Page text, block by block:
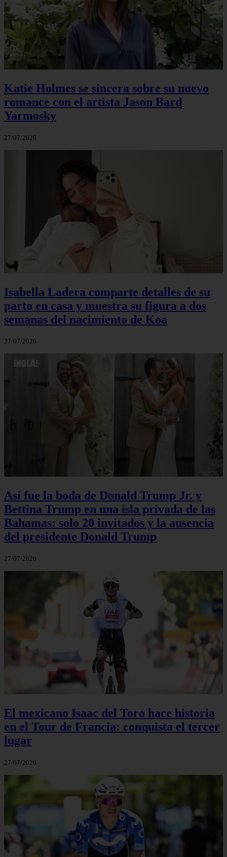
Katie Holmes se sincera sobre su nuevo
romance con el artista Jason Bard
Yarmosky
27/07/2026
Isabella Ladera comparte detalles de su
parto en casa y muestra su figura a dos
semanas del nacimiento de Koa
27/07/2026
Así fue la boda de Donald Trump Jr. y
Bettina Trump en una isla privada de las
Bahamas: solo 20 invitados y la ausencia
del presidente Donald Trump
27/07/2026
El mexicano Isaac del Toro hace historia
en el Tour de Francia: conquista el tercer
lugar
27/07/2026